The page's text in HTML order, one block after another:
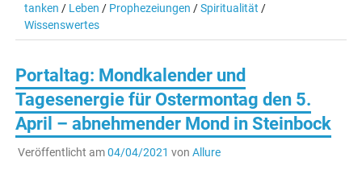
tanken / Leben / Prophezeiungen /Spiritualität /
Wissenswertes
Portaltag: Mondkalender und
Tagesenergie für Ostermontag den 5.
April – abnehmender Mond in Steinbock
Veröffentlicht am04/04/2021 von Allure